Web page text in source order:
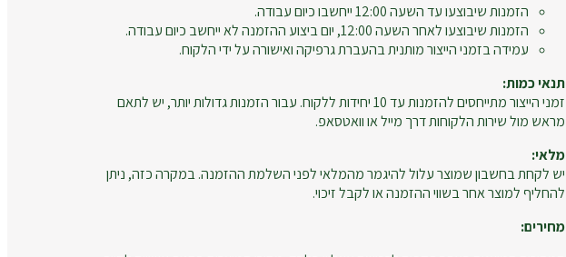
הזמנות שיבוצעו עד השעה 12:00 ייחשבו כיום עבודה.
הזמנות שיבוצעו לאחר השעה 12:00, יום ביצוע ההזמנה לא ייחשב כיום עבודה.
עמידה בזמני הייצור מותנית בהעברת גרפיקה ואישורה על ידי הלקוח.
תנאי כמות:
זמני הייצור מתייחסים להזמנות עד 10 יחידות ללקוח. עבור הזמנות גדולות יותר, יש לתאם
מראש מול שירות הלקוחות דרך מייל או וואטסאפ.
מלאי:
יש לקחת בחשבון שמוצר עלול להיגמר מהמלאי לפני השלמת ההזמנה. במקרה כזה, ניתן
להחליף למוצר אחר בשווי ההזמנה או לקבל זיכוי.
מחירים: